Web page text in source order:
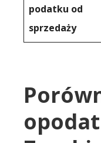
podatku od
sprzedaży